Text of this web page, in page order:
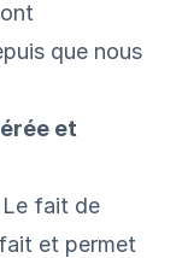
que nous
et
fait de
et permet